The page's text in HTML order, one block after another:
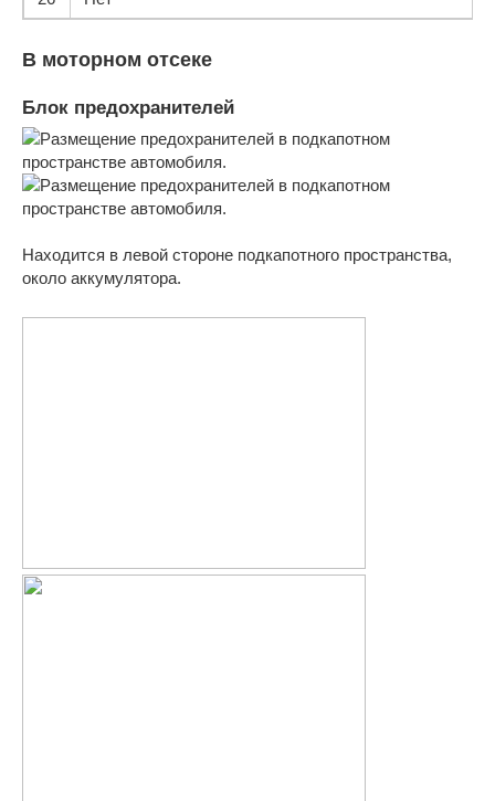
В моторном отсеке
Блок предохранителей
Находится в левой стороне подкапотного пространства,
около аккумулятора.